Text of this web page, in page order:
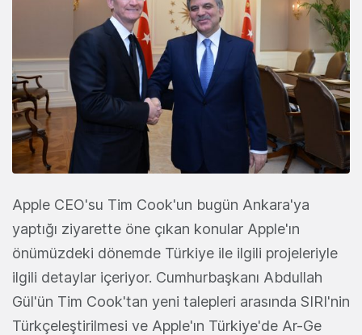
Apple CEO'su Tim Cook'un bugün Ankara'ya
yaptığı ziyarette öne çıkan konular Apple'ın
önümüzdeki dönemde Türkiye ile ilgili projeleriyle
ilgili detaylar içeriyor. Cumhurbaşkanı Abdullah
Gül'ün Tim Cook'tan yeni talepleri arasında SIRI'nin
Türkçeleştirilmesi ve Apple'ın Türkiye'de Ar-Ge